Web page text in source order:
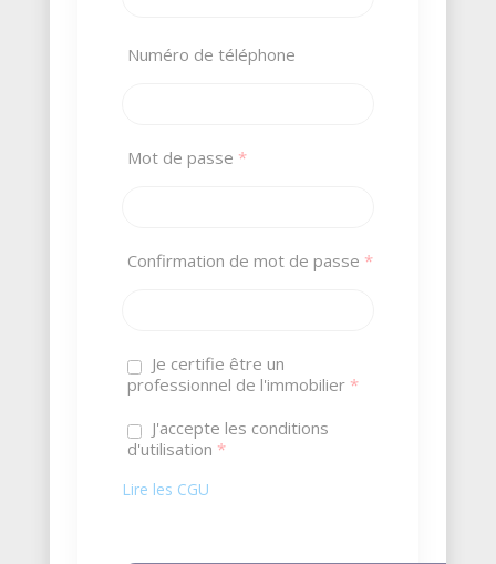
Numéro de téléphone
Mot de passe *
Confirmation de mot de passe *
Je certifie être un
professionnel de l'immobilier *
J'accepte les conditions
d'utilisation *
Lire les CGU